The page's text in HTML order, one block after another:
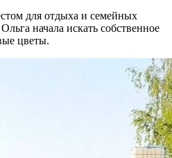
для отдыха и семейных
начала искать собственное
цветы.